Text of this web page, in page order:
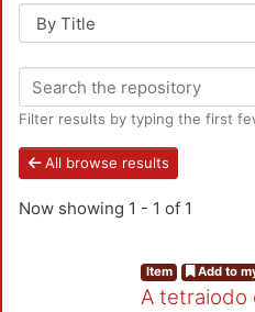
Filter results by typing the first
All browse results
Now showing 1 - 1 of 1
Item Add to
A tetraiodo